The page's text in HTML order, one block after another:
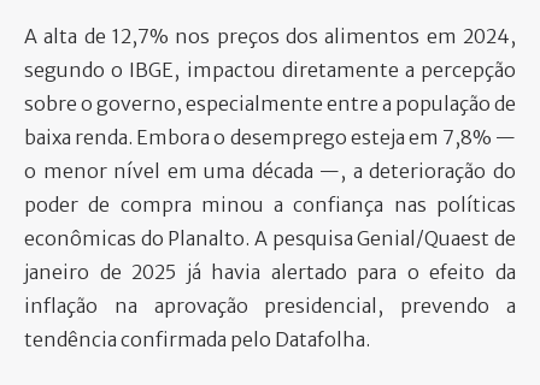
A alta de 12,7% nos preços dos alimentos em 2024,
segundo o IBGE, impactou diretamente a percepção
sobre o governo, especialmente entre a população de
baixa renda. Embora o desemprego esteja em 7,8% —
o menor nível em uma década —, a deterioração do
poder de compra minou a confiança nas políticas
econômicas do Planalto. A pesquisa Genial/Quaest de
janeiro de 2025 já havia alertado para o efeito da
inflação na aprovação presidencial, prevendo a
tendência confirmada pelo Datafolha.